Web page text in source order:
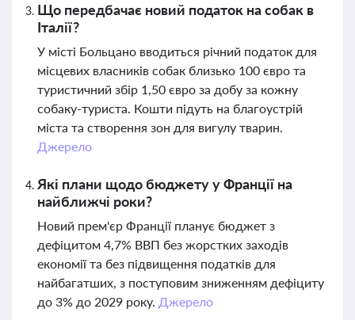
Що передбачає новий податок на собак в
Італії?
У місті Больцано вводиться річний податок для
місцевих власників собак близько 100 євро та
туристичний збір 1,50 євро за добу за кожну
собаку-туриста. Кошти підуть на благоустрій
міста та створення зон для вигулу тварин.
Джерело
Які плани щодо бюджету у Франції на
найближчі роки?
Новий прем'єр Франції планує бюджет з
дефіцитом 4,7% ВВП без жорстких заходів
економії та без підвищення податків для
найбагатших, з поступовим зниженням дефіциту
до 3% до 2029 року. Джерело